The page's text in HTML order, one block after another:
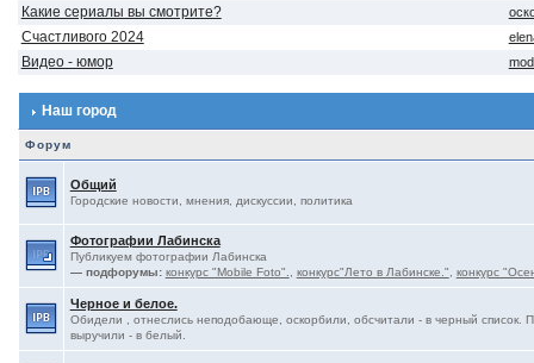
Какие сериалы вы смотрите?
Счастливого 2024
Видео - юмор
Наш город
Форум
Общий
Городские новости, мнения, дискуссии, политика
Фотографии Лабинска
Публикуем фотографии Лабинска
— подфорумы: конкурс "Mobile Foto". конкурс"Лето в Лабинске." конкурс
Черное и белое.
Обидели , отнеслись неподобающе, оскорбили, обсчитали - в черный список.
выручили - в белый.